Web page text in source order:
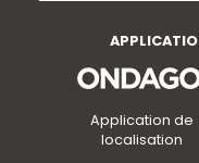
Application de
localisation